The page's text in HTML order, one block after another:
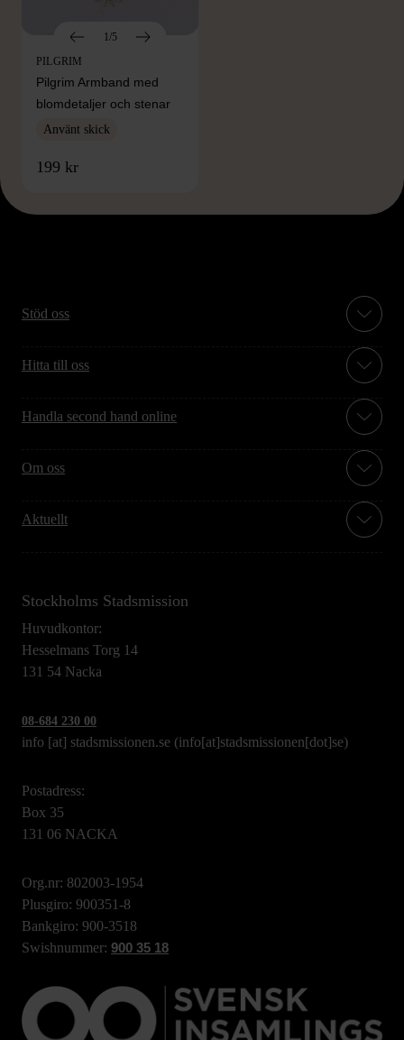
1/5
PILGRIM
Pilgrim Armband med
blomdetaljer och stenar
Använt skick
199 kr
Stöd oss
Hitta till oss
Handla second hand online
Om oss
Aktuellt
Stockholms Stadsmission
Huvudkontor:
Hesselmans Torg 14
131 54 Nacka
08-684 230 00
info [at] stadsmissionen.se (info[at]stadsmissionen[dot]se)
Postadress:
Box 35
131 06 NACKA
Org.nr: 802003-1954
Plusgiro: 900351-8
Bankgiro: 900-3518
Swishnummer: 900 35 18